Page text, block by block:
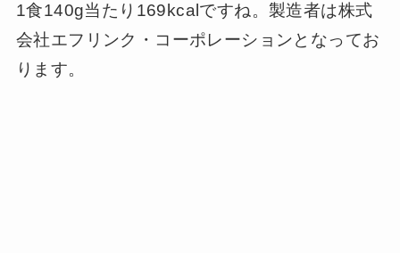
1食140g当たり169kcalですね。製造者は株式
会社エフリンク・コーポレーションとなってお
ります。